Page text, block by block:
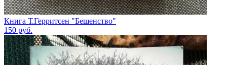
Книга Т.Герритсен "Бешенство"
150 руб.